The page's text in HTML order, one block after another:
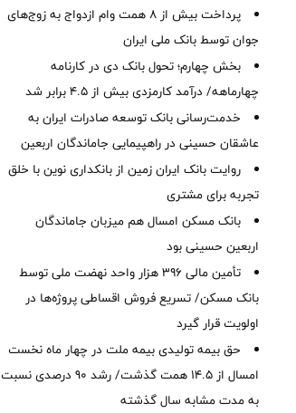
پرداخت بیش از ۸ همت وام ازدواج به زوج‌های
جوان توسط بانک ملی ایران
بخش چهارم؛ تحول بانک دی در کارنامه
چهارماهه/ درآمد کارمزدی بیش از ۴.۵ برابر شد
خدمت‌رسانی بانک توسعه صادرات ایران به
عاشقان حسینی در راهپیمایی جاماندگان اربعین
روایت بانک ایران زمین از بانکداری نوین با خلق
تجربه برای مشتری
بانک مسکن امسال هم میزبان جاماندگان
اربعین حسینی بود
تأمین مالی ۳۹۶ هزار واحد نهضت ملی توسط
بانک مسکن/ تسریع فروش اقساطی پروژه‌ها در
اولویت قرار گیرد
حق بیمه تولیدی بیمه ملت در چهار ماه نخست
امسال از 14.5 همت گذشت/ رشد 90 درصدی نسبت
به مدت مشابه سال گذشته